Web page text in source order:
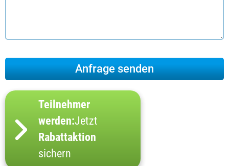
Teilnehmer
werden:Jetzt
Rabattaktion
sichern